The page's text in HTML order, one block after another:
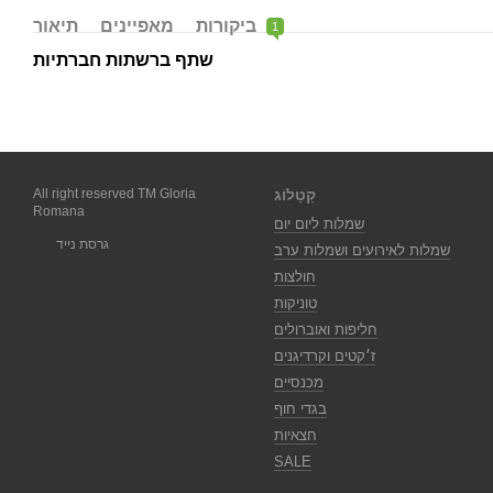
תיאור מאפיינים 1
שתף ברשתות חברתיות
All right reserved TM Gloria
Romana
גרסת נייד
קָטָלוֹג
שמלות ליום יום
שמלות לאירועים ושמלות ערב
חולצות
טוניקות
חליפות ואוברולים
ז׳קטים וקרדיגנים
מכנסיים
בגדי חוף
חצאיות
SALE